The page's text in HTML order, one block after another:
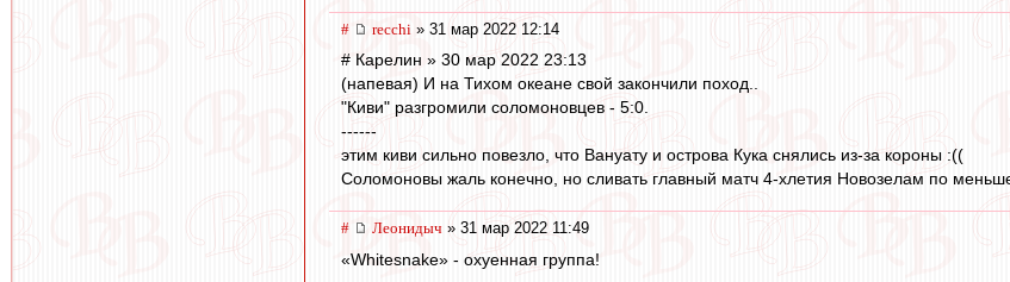
# recchi » 31 мар 2022 12:14
# Карелин » 30 мар 2022 23:13
(напевая) И на Тихом океане свой закончили поход..
"Киви" разгромили соломоновцев - 5:0.
------
этим киви сильно повезло, что Вануату и острова Кука снялись из-за короны :((
Соломоновы жаль конечно, но сливать главный матч 4-хлетия Новозелам по
# Леонидыч » 31 мар 2022 11:49
«Whitesnake» - охуенная группа!